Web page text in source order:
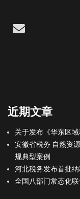
Email
近期文章
关于发布《华东区
安徽省税务 自然资
规典型案例
河北税务发布首批
全国八部门常态化